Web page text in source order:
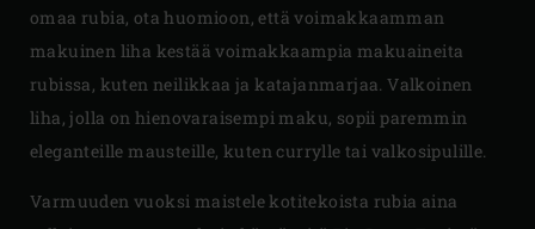
omaa rubia, ota huomioon, että voimakkaamman
makuinen liha kestää voimakkaampia makuaineita
rubissa, kuten neilikkaa ja katajanmarjaa. Valkoinen
liha, jolla on hienovaraisempi maku, sopii paremmin
eleganteille mausteille, kuten currylle tai valkosipulille.
Varmuuden vuoksi maistele kotitekoista rubia aina